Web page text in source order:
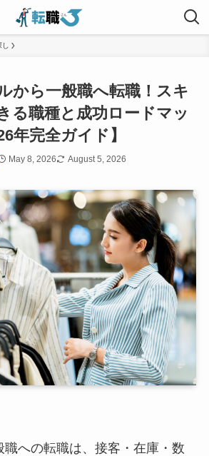
から一般職へ転職！スキ
る職種と成功ロードマッ
年完全ガイド】
May 8, 2026 August 5, 2026
職への転職は、接客・在庫・数